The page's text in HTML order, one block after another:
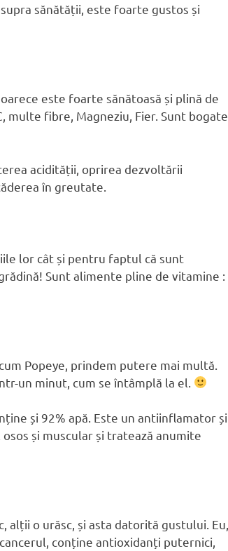
sănătății, este foarte gustos și
este foarte sănătoasă și plină de
multe fibre, Magneziu, Fier. Sunt bogate
acidității, oprirea dezvoltării
în greutate.
lor cât și pentru faptul că sunt
Sunt alimente pline de vitamine :
Popeye, prindem putere mai multă.
un minut, cum se întâmplă la el.
și 92% apă. Este un antiinflamator și
și muscular și tratează anumite
o urăsc, și asta datorită gustului. Eu,
conține antioxidanți puternici,